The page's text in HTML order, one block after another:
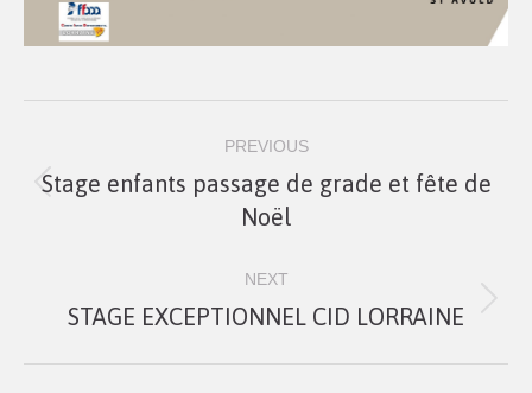
de
commentaire
PREVIOUS
Onglet
précédent
Stage enfants passage de grade et fête de
Noël
NEXT
Projets
STAGE EXCEPTIONNEL CID LORRAINE